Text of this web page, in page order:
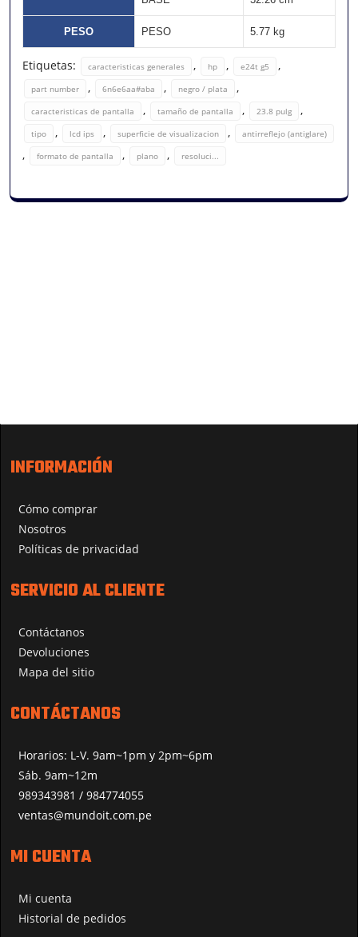
PESO PESO 5.77 kg
Etiquetas: caracteristicas generales , hp , e24t g5 ,
part number , 6n6e6aa#aba , negro / plata ,
caracteristicas de pantalla , tamaño de pantalla , 23.8 pulg ,
tipo , lcd ips , superficie de visualizacion , antirreflejo (antiglare)
, formato de pantalla , plano , resoluci...
INFORMACIÓN
Cómo comprar
Nosotros
Políticas de privacidad
SERVICIO AL CLIENTE
Contáctanos
Devoluciones
Mapa del sitio
CONTÁCTANOS
Horarios: L-V. 9am~1pm y 2pm~6pm
Sáb. 9am~12m
989343981 / 984774055
ventas@mundoit.com.pe
MI CUENTA
Mi cuenta
Historial de pedidos